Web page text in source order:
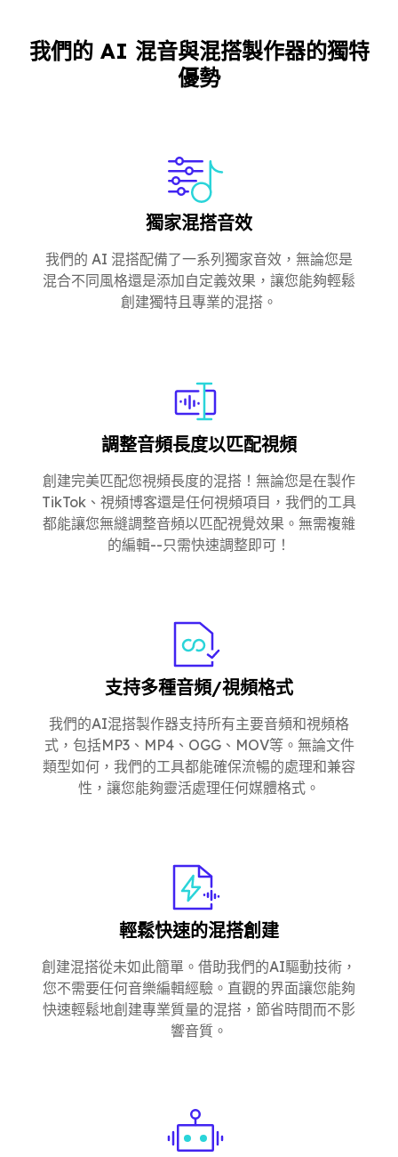
我們的 AI 混音與混搭製作器的獨特
優勢
獨家混搭音效
我們的 AI 混搭配備了一系列獨家音效，無論您是
混合不同風格還是添加自定義效果，讓您能夠輕鬆
創建獨特且專業的混搭。
調整音頻長度以匹配視頻
創建完美匹配您視頻長度的混搭！無論您是在製作
TikTok、視頻博客還是任何視頻項目，我們的工具
都能讓您無縫調整音頻以匹配視覺效果。無需複雜
的編輯--只需快速調整即可！
支持多種音頻/視頻格式
我們的AI混搭製作器支持所有主要音頻和視頻格
式，包括MP3、MP4、OGG、MOV等。無論文件
類型如何，我們的工具都能確保流暢的處理和兼容
性，讓您能夠靈活處理任何媒體格式。
輕鬆快速的混搭創建
創建混搭從未如此簡單。借助我們的AI驅動技術，
您不需要任何音樂編輯經驗。直觀的界面讓您能夠
快速輕鬆地創建專業質量的混搭，節省時間而不影
響音質。